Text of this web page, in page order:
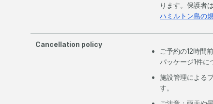
ります。保護者
ハミルトン島の
Cancellation policy
ご予約の12時間
パッケージ1件に
施設管理による
す。